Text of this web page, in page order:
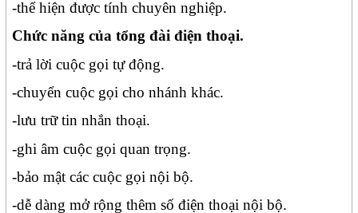
-thể hiện được tính chuyên nghiệp.
Chức năng của tổng đài điện thoại.
-trả lời cuộc gọi tự động.
-chuyển cuộc gọi cho nhánh khác.
-lưu trữ tin nhắn thoại.
-ghi âm cuộc gọi quan trọng.
-bảo mật các cuộc gọi nội bộ.
-dễ dàng mở rộng thêm số điện thoại nội bộ.